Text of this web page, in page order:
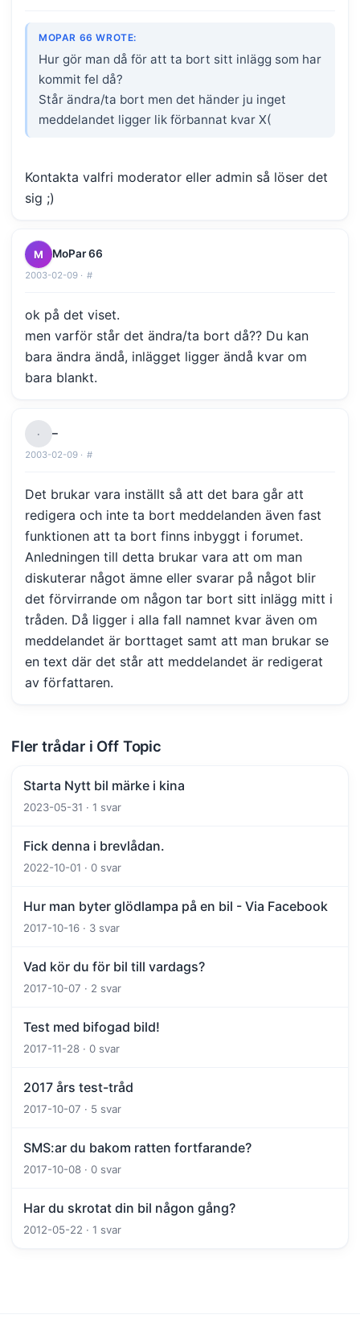
MOPAR 66 WROTE:
Hur gör man då för att ta bort sitt inlägg som har
kommit fel då?
Står ändra/ta bort men det händer ju inget
meddelandet ligger lik förbannat kvar X(
Kontakta valfri moderator eller admin så löser det
sig ;)
M MoPar 66
2003-02-09 · #
ok på det viset.
men varför står det ändra/ta bort då?? Du kan
bara ändra ändå, inlägget ligger ändå kvar om
bara blankt.
· –
2003-02-09 · #
Det brukar vara inställt så att det bara går att
redigera och inte ta bort meddelanden även fast
funktionen att ta bort finns inbyggt i forumet.
Anledningen till detta brukar vara att om man
diskuterar något ämne eller svarar på något blir
det förvirrande om någon tar bort sitt inlägg mitt i
tråden. Då ligger i alla fall namnet kvar även om
meddelandet är borttaget samt att man brukar se
en text där det står att meddelandet är redigerat
av författaren.
Fler trådar i Off Topic
Starta Nytt bil märke i kina
2023-05-31 · 1 svar
Fick denna i brevlådan.
2022-10-01 · 0 svar
Hur man byter glödlampa på en bil - Via Facebook
2017-10-16 · 3 svar
Vad kör du för bil till vardags?
2017-10-07 · 2 svar
Test med bifogad bild!
2017-11-28 · 0 svar
2017 års test-tråd
2017-10-07 · 5 svar
SMS:ar du bakom ratten fortfarande?
2017-10-08 · 0 svar
Har du skrotat din bil någon gång?
2012-05-22 · 1 svar